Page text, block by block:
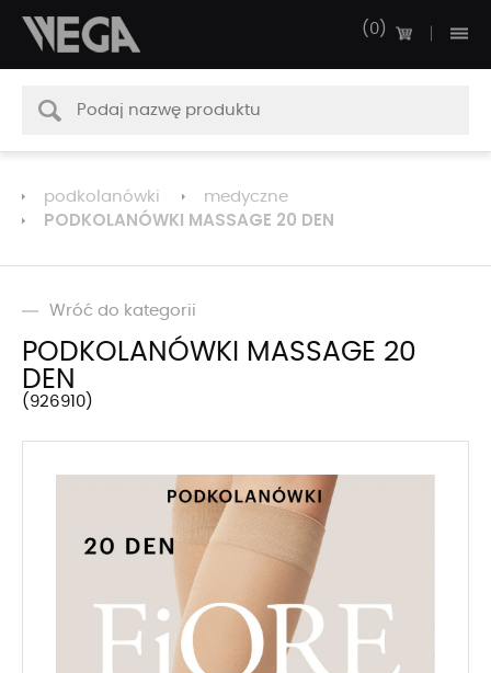
0
podkolanówki medyczne
PODKOLANÓWKI MASSAGE 20 DEN
Wróć do kategorii
PODKOLANÓWKI MASSAGE 20
DEN
926910